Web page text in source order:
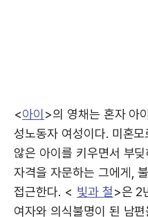
<아이>의 영채는 혼자 아
성노동자 여성이다. 미혼
않은 아이를 키우면서 부
자격을 자문하는 그에게,
접근한다. < 빛과 철>은 2
여자와 의식불명이 된 남